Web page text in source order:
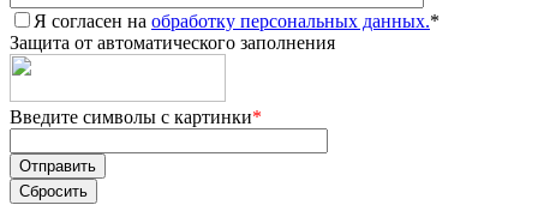
Я согласен на обработку персональных данных.*
Защита от автоматического заполнения
Введите символы с картинки*